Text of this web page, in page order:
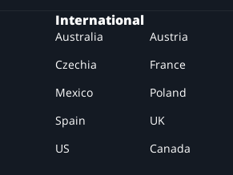
International
Australia Austria
Czechia
France
Mexico
Poland
Spain
UK
US
Canada